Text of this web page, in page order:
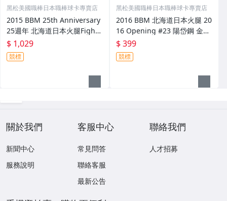
黑松美國職棒日本職棒球卡專賣店
2015 BBM 25th Anniversary
25週年 北海道日本火腿Fighte
rs #187 大谷翔平 Great & Hi
ghlight 1張 球卡
$ 1,029
競標
黑松美國職棒日本職棒球卡專賣店
2016 BBM 北海道日本火腿 20
16 Opening #23 陽岱鋼 金箔
$ 399
競標
關於我們
新聞中心
服務說明
客服中心
常見問答
聯絡客服
最新公告
聯絡我們
人才招募